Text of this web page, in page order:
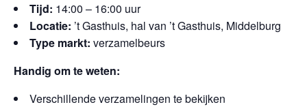
Tijd: 14:00 – 16:00 uur
Locatie: ’t Gasthuis, hal van ’t Gasthuis, Middelburg
Type markt: verzamelbeurs
Handig om te weten:
Verschillende verzamelingen te bekijken